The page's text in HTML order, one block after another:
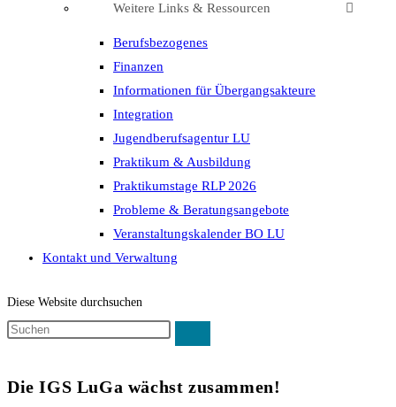
Weitere Links & Ressourcen
Berufsbezogenes
Finanzen
Informationen für Übergangsakteure
Integration
Jugendberufsagentur LU
Praktikum & Ausbildung
Praktikumstage RLP 2026
Probleme & Beratungsangebote
Veranstaltungskalender BO LU
Kontakt und Verwaltung
Diese Website durchsuchen
Die IGS LuGa wächst zusammen!